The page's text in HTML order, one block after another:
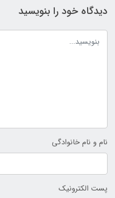
دیدگاه خود را بنویسید
نام و نام خانوادگی
پست الکترونیک